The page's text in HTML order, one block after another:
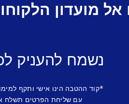
אל מועדון
נשמח להעניק
*קוד ההטבה הינו אישי ותקף
עם שליחת הפרטים תשלח